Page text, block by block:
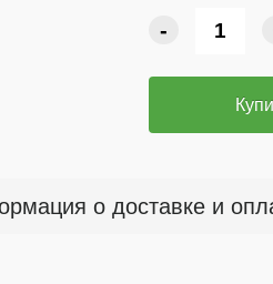
-
о доставке и